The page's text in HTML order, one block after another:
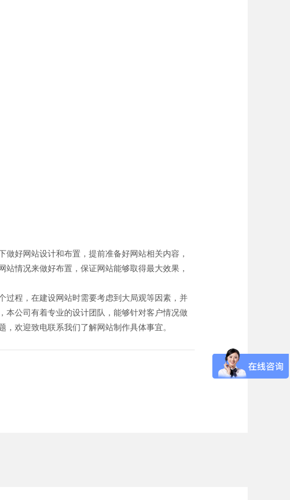
好网站设计和布置，提前准备好网站相关内容，
情况来做好布置，保证网站能够取得最大效果，
过程，在建设网站时需要考虑到大局观等因素，并
本公司有着专业的设计团队，能够针对客户情况做
欢迎致电联系我们了解网站制作具体事宜。